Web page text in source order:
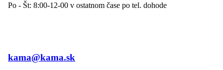
Po - Št: 8:00-12-00 v ostatnom čase po tel. dohode
kama@kama.sk